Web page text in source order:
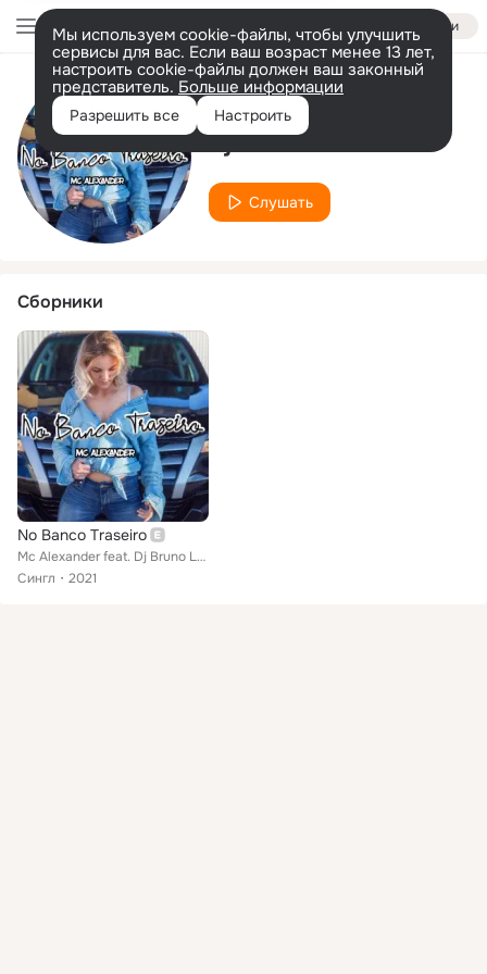
Войти
Мы используем cookie-файлы, чтобы улучшить
сервисы для вас. Если ваш возраст менее 13 лет,
настроить cookie-файлы должен ваш законный
представитель. Больше информации
Разрешить все Настроить
Исполнитель
dj bruno lelli
Слушать
Сборники
No Banco Traseiro
Mc Alexander feat. Dj Bruno Lelli
Сингл
2021